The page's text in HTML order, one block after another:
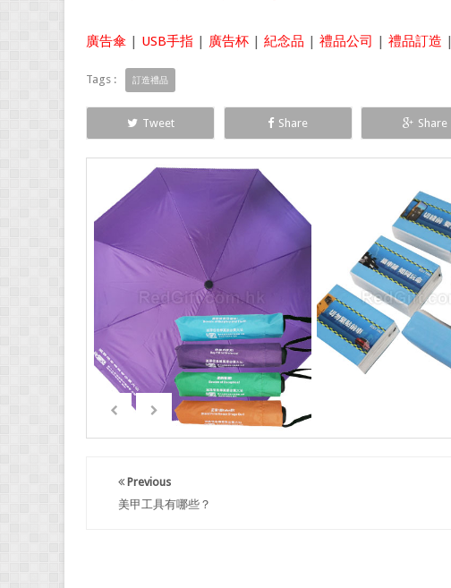
廣告傘 | USB手指 | 廣告杯 | 紀念品 | 禮品公司 | 禮品訂造 |
Tags : 訂造禮品
Tweet Share Share
Previous
美甲工具有哪些？